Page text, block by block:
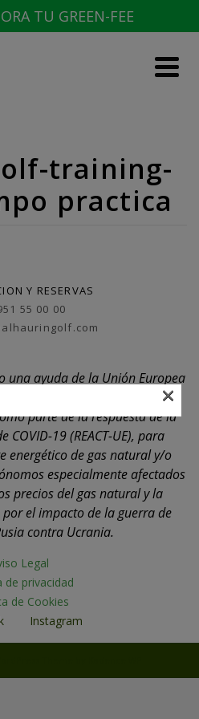
TU GREEN-FEE
training-
practica
Y RESERVAS
55 00 00
una ayuda de la Unión Europea
FEDER de Andalucía
parte de la respuesta de la
19 (REACT-UE), para
energético de gas natural y/o
especialmente afectados
precios del gas natural y la
el impacto de la guerra de
contra Ucrania.
Legal
de privacidad
de Cookies
Instagram
×